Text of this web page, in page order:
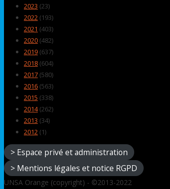
2023 (23)
2022 (193)
2021 (403)
2020 (482)
2019 (637)
2018 (604)
2017 (580)
2016 (563)
2015 (338)
2014(262)
2013 (34)
2012 (1)
> Espace privé et administration
> Mentions légales et notice RGPD
UNSA Orange (copyright) - ©2013-2022